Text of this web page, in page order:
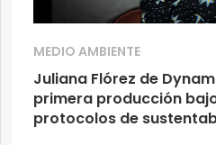
MEDIO AMBIENTE
Juliana Flórez de
primera producción
protocolos de